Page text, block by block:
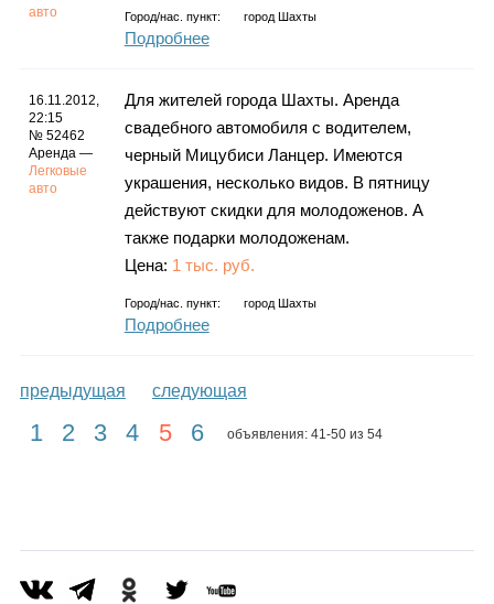
авто
Город/нас. пункт: город Шахты
Подробнее
16.11.2012,
22:15
№ 52462
Аренда —
Легковые
авто
Для жителей города Шахты. Аренда
свадебного автомобиля с водителем,
черный Мицубиси Ланцер. Имеются
украшения, несколько видов. В пятницу
действуют скидки для молодоженов. А
также подарки молодоженам.
Цена: 1 тыс. руб.
Город/нас. пункт: город Шахты
Подробнее
предыдущая следующая
1 2 3 4 5 6 объявления: 41-50 из 54